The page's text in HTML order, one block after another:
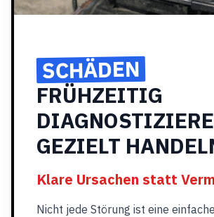
SCHÄDEN
FRÜHZEITIG
GEZIELT
Klare Ursachen statt
Nicht jede Störung ist eine